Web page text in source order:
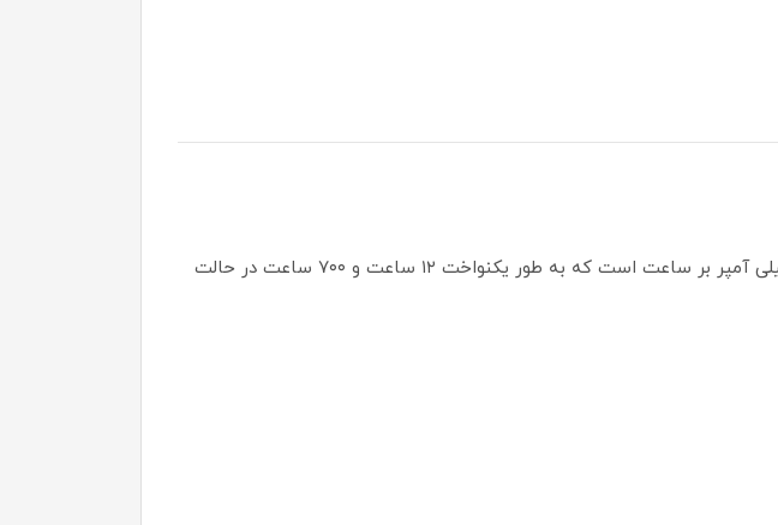
مودم همراه TD-LTE 4.5Gهواوی مدل E5785-330/CAT 7 دارای باتری قدرتمند ۳۰۰۰میلی آمپر بر ساعت است که به طور یکنواخت ۱۲ ساعت و ۷۰۰ ساعت در حالت